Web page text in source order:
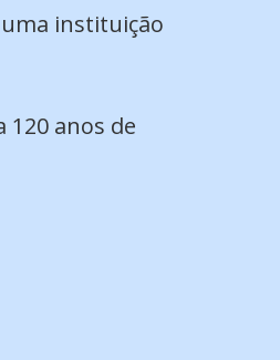
instituição
120 anos de